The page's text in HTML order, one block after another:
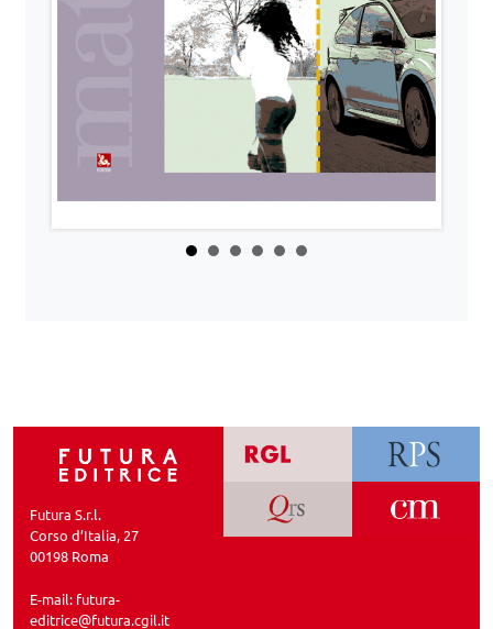
Futura S.r.l.
Corso d’Italia, 27
00198 Roma
E-mail: futura-
editrice@futura.cgil.it